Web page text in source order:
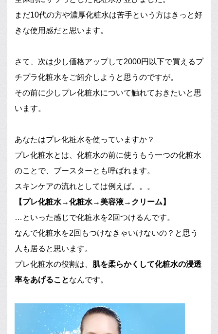
まだ10代の方や濃厚化粧水は苦手という方はきっと好
きな使用感だと思います。
さて、次は少し価格アップして2000円以下で買えるプ
チプラ化粧水をご紹介しようと思うのですが。
その前に少しプレ化粧水について触れておきたいと思
います。
あなたはプレ化粧水を使っていますか？
プレ化粧水とは、化粧水の前に使うもう一つの化粧水
のことで、ブースターとも呼ばれます。
スキンケアの流れとしては例えば。。。
【プレ化粧水→化粧水→美容液→クリーム】
…といった感じで化粧水を2回つけるんです。
なんで化粧水を2回もつけなきゃいけないの？と思う
人も居ると思います。
プレ化粧水の役割は、 肌を柔らかくして化粧水の浸透
率をあげることなんです。